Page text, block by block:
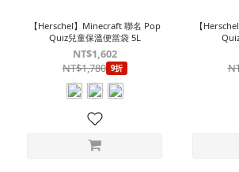
【Herschel】Minecraft 聯名 Pop
Quiz兒童保溫便當袋 5L
NT$1,602
NT$1,780 9折
【